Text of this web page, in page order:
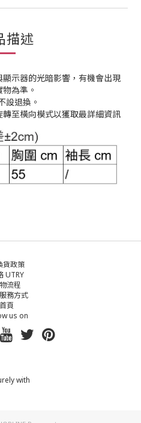
描述
示器的光暗影響，有機會出現
為準。
設退換。
至橫向模式以獲取最詳細資訊
貨政策
UTRY
流程
務方式
首頁
us on
with